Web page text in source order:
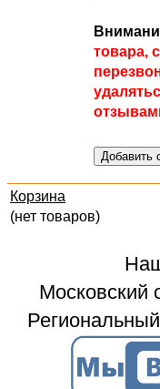
товара,
Корзина
(нет товаров)
Московский